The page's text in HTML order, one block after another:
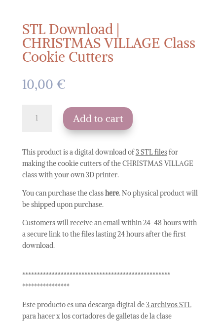
STL Download |
CHRISTMAS VILLAGE Class
Cookie Cutters
10,00 €
Download
VILLAGE
Class
Cookie
Cutters
quantity
Add to cart
This product is a digital download of3 STL filesfor
making the cookie cutters of the CHRISTMAS VILLAGE
class with your own 3D printer.
You can purchase the classhere. No physical product will
be shipped upon purchase.
Customers will receive an email within 24-48 hours with
a secure link to the files lasting 24 hours after the first
download.
**************************************************
****************
Este producto es una descarga digital de3 archivos STL
para hacer x los cortadores de galletas de la clase